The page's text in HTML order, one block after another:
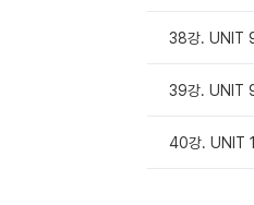
38강. UNIT
39강. UNIT
40강. UNIT